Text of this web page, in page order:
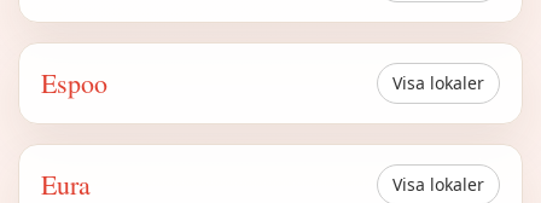
Espoo Visa lokaler
Eura Visa lokaler